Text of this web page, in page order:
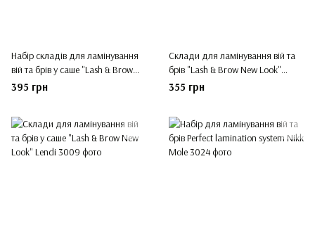
Набір складів для ламінування
вій та брів у саше "Lash & Brow
New Look" Lendi
395 грн
Склади для ламінування вій та
брів "Lash & Brow New Look"
Lendi
355 грн